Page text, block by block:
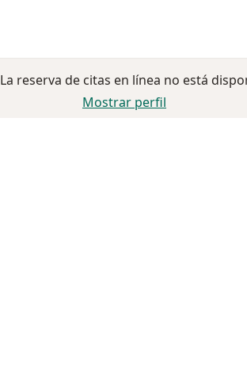
La reserva de citas en línea no está
Mostrar perfil